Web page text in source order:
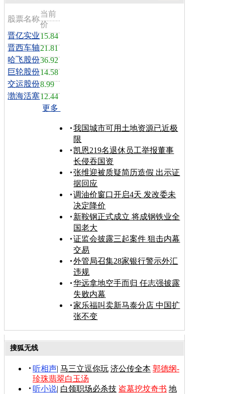
股票名称
当前
价
晋亿实业15.84
晋西车轴21.81
哈飞股份36.92
巨轮股份14.58
交运股份8.99
渤海活塞12.44
更多
我国城市可用土地资源已近极
限
凯恩219名退休员工举报董事
长侵吞国资
张维迎被质疑简历造假 出示证
据回应
调油价窗口开启4天 发改委未
决定降价
新鞍钢正式成立 将成钢铁业全
国老大
证监会披露三起案件 狙击内幕
交易
外管局召集28家银行警示外汇
违规
华远拿地空手而归 任志强披露
失败内幕
家乐福叫卖新马泰分店 中国扩
张不变
搜狐无线
听相声| 马三立逗你玩 济公传全本 郭德纲-
珍珠翡翠白玉汤
听小说| 白领职场必杀技 盗墓挖坟奇书 地